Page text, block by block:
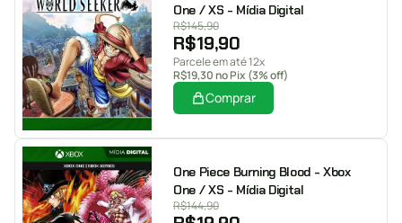
One / XS - Mídia Digital
R$145,90
R$19,90
Parcele em até 12x
R$19,30no Pix (3% off)
Comprar
One Piece Burning Blood - Xbox
One / XS - Mídia Digital
R$144,90